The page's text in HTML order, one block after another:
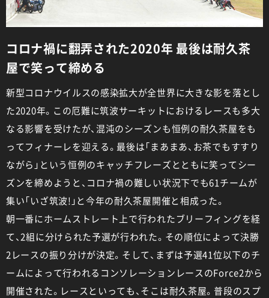
コロナ禍に翻弄された2020年 最後は耐久茶
屋で笑って締める
新型コロナウイルスの感染拡大が全世界に大きな影を落とし
た2020年。この厄難に筑波サーキットにおけるレースも多大
なる影響を受けたが、混沌のシーズンも恒例の耐久茶屋をも
ってフィナーレを迎える。最後は「まあまあ、お茶でもすすり
ながら」という恒例のキャッチフレーズとともに笑ってシー
ズンを締めようと、コロナ禍の難しい状況下でも61チームが
集い「いざ筑波!」と今年の耐久茶屋開催と相成った。
朝一番にホームストレート上で行われたブリーフィングを経
て、2組に分けられた予選が行われた。その順位によって決勝
2レースの振り分けが決定。そして、まずは予選41位以下のチ
ームによって行われるコンソレーションレースのForce2から
開催された。レースといっても、そこは耐久茶屋。普段のスプ